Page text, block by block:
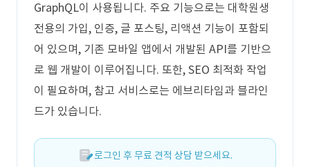
GraphQL이 사용됩니다. 주요 기능으로는 대학원생
전용의 가입, 인증, 글 포스팅, 리액션 기능이 포함되
어 있으며, 기존 모바일 앱에서 개발된 API를 기반으
로 웹 개발이 이루어집니다. 또한, SEO 최적화 작업
이 필요하며, 참고 서비스로는 에브리타임과 블라인
드가 있습니다.
로그인 후 무료 견적 상담 받으세요.